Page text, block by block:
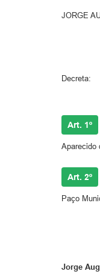
JORGE
Decreta:
Art. 1º
Aparecido
Art. 2º
Paço
Jorge